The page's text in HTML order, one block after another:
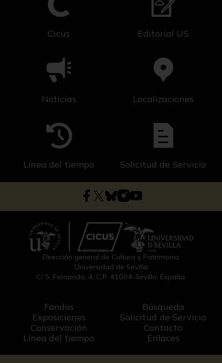
Cicus Editorial US
Noticias Localizaciones
Línea del tiempo Solicitud de Servicio
Dirección general de Cultura y Patrimonio
Universidad de Sevilla
C/ S. Fernando, 4, C.P. 41004-Sevilla, España.
Fondos
Exposiciones
Conservación
Línea del tiempo
Búsqueda
Solicitud de Servicio
Contacto
Enlaces